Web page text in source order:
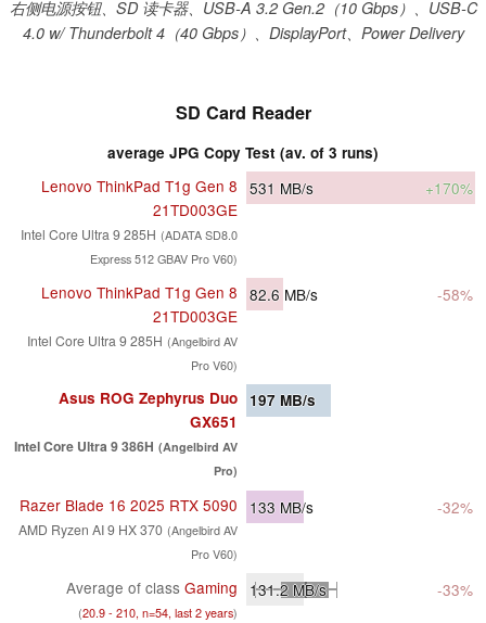
右侧电源按钮、SD 读卡器、USB-A 3.2 Gen.2（10 Gbps）、USB-C
4.0 w/ Thunderbolt 4（40 Gbps）、DisplayPort、Power Delivery
SD Card Reader
average JPG Copy Test (av. of 3 runs)
Lenovo ThinkPad T1g Gen 8
21TD003GE
Intel Core Ultra 9 285H (ADATA SD8.0
Express 512 GBAV Pro V60)
531 MB/s +170%
Lenovo ThinkPad T1g Gen 8
21TD003GE
Intel Core Ultra 9 285H (Angelbird AV
Pro V60)
82.6 MB/s -58%
Asus ROG Zephyrus Duo
GX651
Intel Core Ultra 9 386H (Angelbird AV
Pro)
197 MB/s
Razer Blade 16 2025 RTX 5090
AMD Ryzen AI 9 HX 370 (Angelbird AV
Pro V60)
133 MB/s -32%
Average of class Gaming
(20.9 - 210, n=54, last 2 years)
131.2 MB/s -33%